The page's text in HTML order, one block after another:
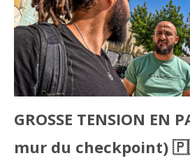
GROSSE TENSION EN
mur du checkpoint)